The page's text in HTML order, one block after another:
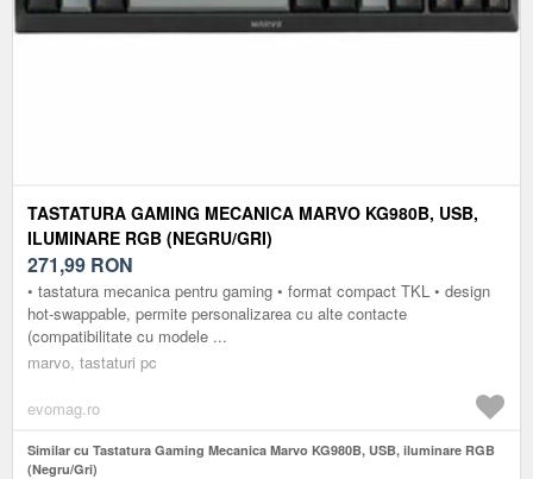
TASTATURA GAMING MECANICA MARVO KG980B, USB,
ILUMINARE RGB (NEGRU/GRI)
271,99 RON
• tastatura mecanica pentru gaming • format compact TKL • design
hot-swappable, permite personalizarea cu alte contacte
(compatibilitate cu modele ...
marvo, tastaturi pc
evomag.ro
Similar cu Tastatura Gaming Mecanica Marvo KG980B, USB, iluminare RGB
(Negru/Gri)